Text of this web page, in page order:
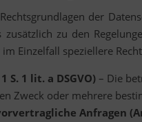
der
zu den
Einzelfall speziellere
S. 1 lit. a DSGVO) – Die
Zweck oder mehrere
Anfragen